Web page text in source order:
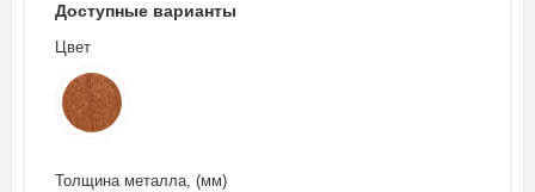
Доступные варианты
Цвет
Толщина металла, (мм)